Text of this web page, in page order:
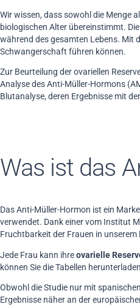
Wir wissen, dass sowohl die Menge
biologischen Alter übereinstimmt.
während des gesamten Lebens. Mit
Schwangerschaft führen können.
Zur Beurteilung der ovariellen
Analyse des Anti-Müller-Hormons
Blutanalyse, deren Ergebnisse mit
Was ist das
Das Anti-Müller-Hormon ist ein
verwendet. Dank einer vom Institut
Fruchtbarkeit der Frauen in
Jede Frau kann ihreovarielle
können Sie die Tabellen
Obwohl die Studie nur mit
Ergebnisse näher an der